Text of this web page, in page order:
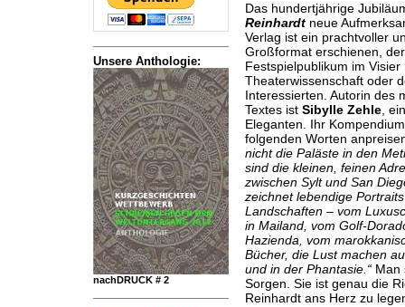
Unsere Anthologie:
nachDRUCK # 2
Das hundertjährige
Reinhardtneue
Verlag ist ein prachtvoller
Großformat erschienen,
Festspielpublikum im
Theaterwissenschaft oder
Interessierten. Autorin des
Textes ist Sibylle Zehle,
Eleganten. Ihr
folgenden Worten
nicht die Paläste in den
sind die kleinen, feinen
zwischen Sylt und San
zeichnet lebendige
Landschaften – vom
in Mailand, vom Golf-
Hazienda, vom
Bücher, die Lust machen
und in der Phantasie.“Man
Sorgen. Sie ist genau die
Reinhardt ans Herz zu